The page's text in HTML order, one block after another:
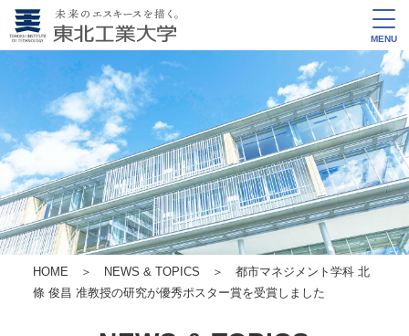
MENU
HOME ＞ NEWS & TOPICS ＞ 都市マネジメント学科 北
條 俊昌 准教授の研究が優秀ポスター賞を受賞しました